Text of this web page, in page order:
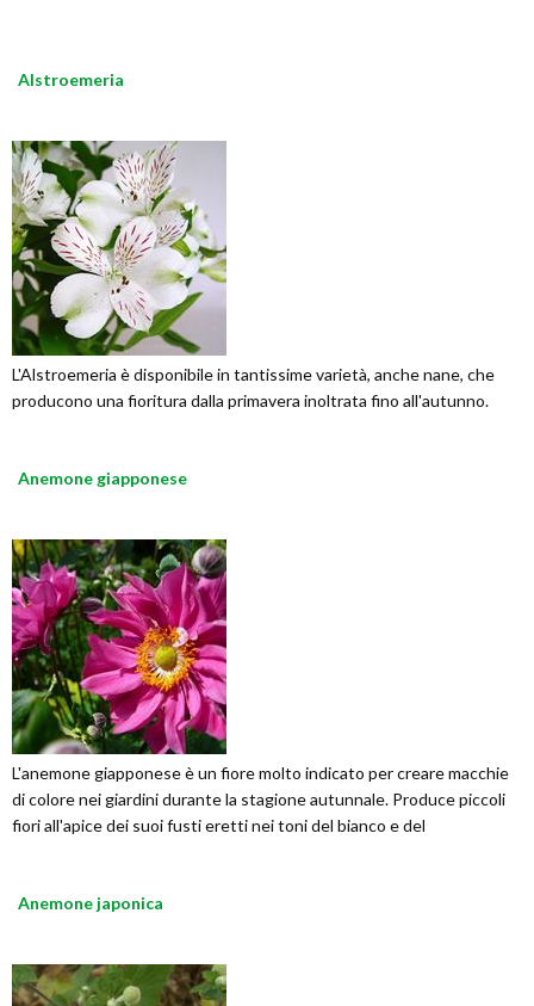
Alstroemeria
L'Alstroemeria è disponibile in tantissime varietà, anche nane, che
producono una fioritura dalla primavera inoltrata fino all'autunno.
Anemone giapponese
L'anemone giapponese è un fiore molto indicato per creare macchie
di colore nei giardini durante la stagione autunnale. Produce piccoli
fiori all'apice dei suoi fusti eretti nei toni del bianco e del
Anemone japonica